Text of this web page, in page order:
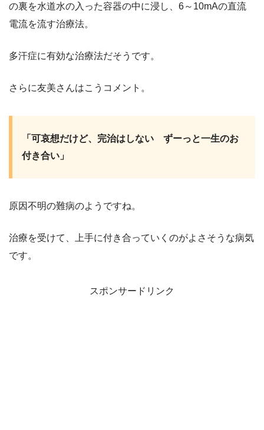
の裏を水道水の入った容器の中に浸し、6～10mAの直流
電流を流す治療法。
多汗症に有効な治療法だそうです。
さらに友美さんはこうコメント。
「可哀想だけど、完治はしない ずーっと一生のお
付き合い」
原因不明の難病のようですね。
治療を受けて、上手に付き合っていくのがよさそうな病気
です。
スポンサードリンク